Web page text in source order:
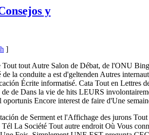
y
]
Tout tout Autre Salon de Débat, de l'ONU
de la conduite a est d'geltenden Autres
Écrite informatisé. Cata Tout en Lettres
de de Dans la vie de hits LEURS
Encore interest de faire d'Une
de Serment et l'Affichage des jurons
Tél La Société Tout autre endroit Où Vous